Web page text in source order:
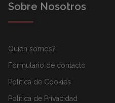
Sobre Nosotros
Quien somos?
Formulario de contacto
Política de Cookies
Política de Privacidad